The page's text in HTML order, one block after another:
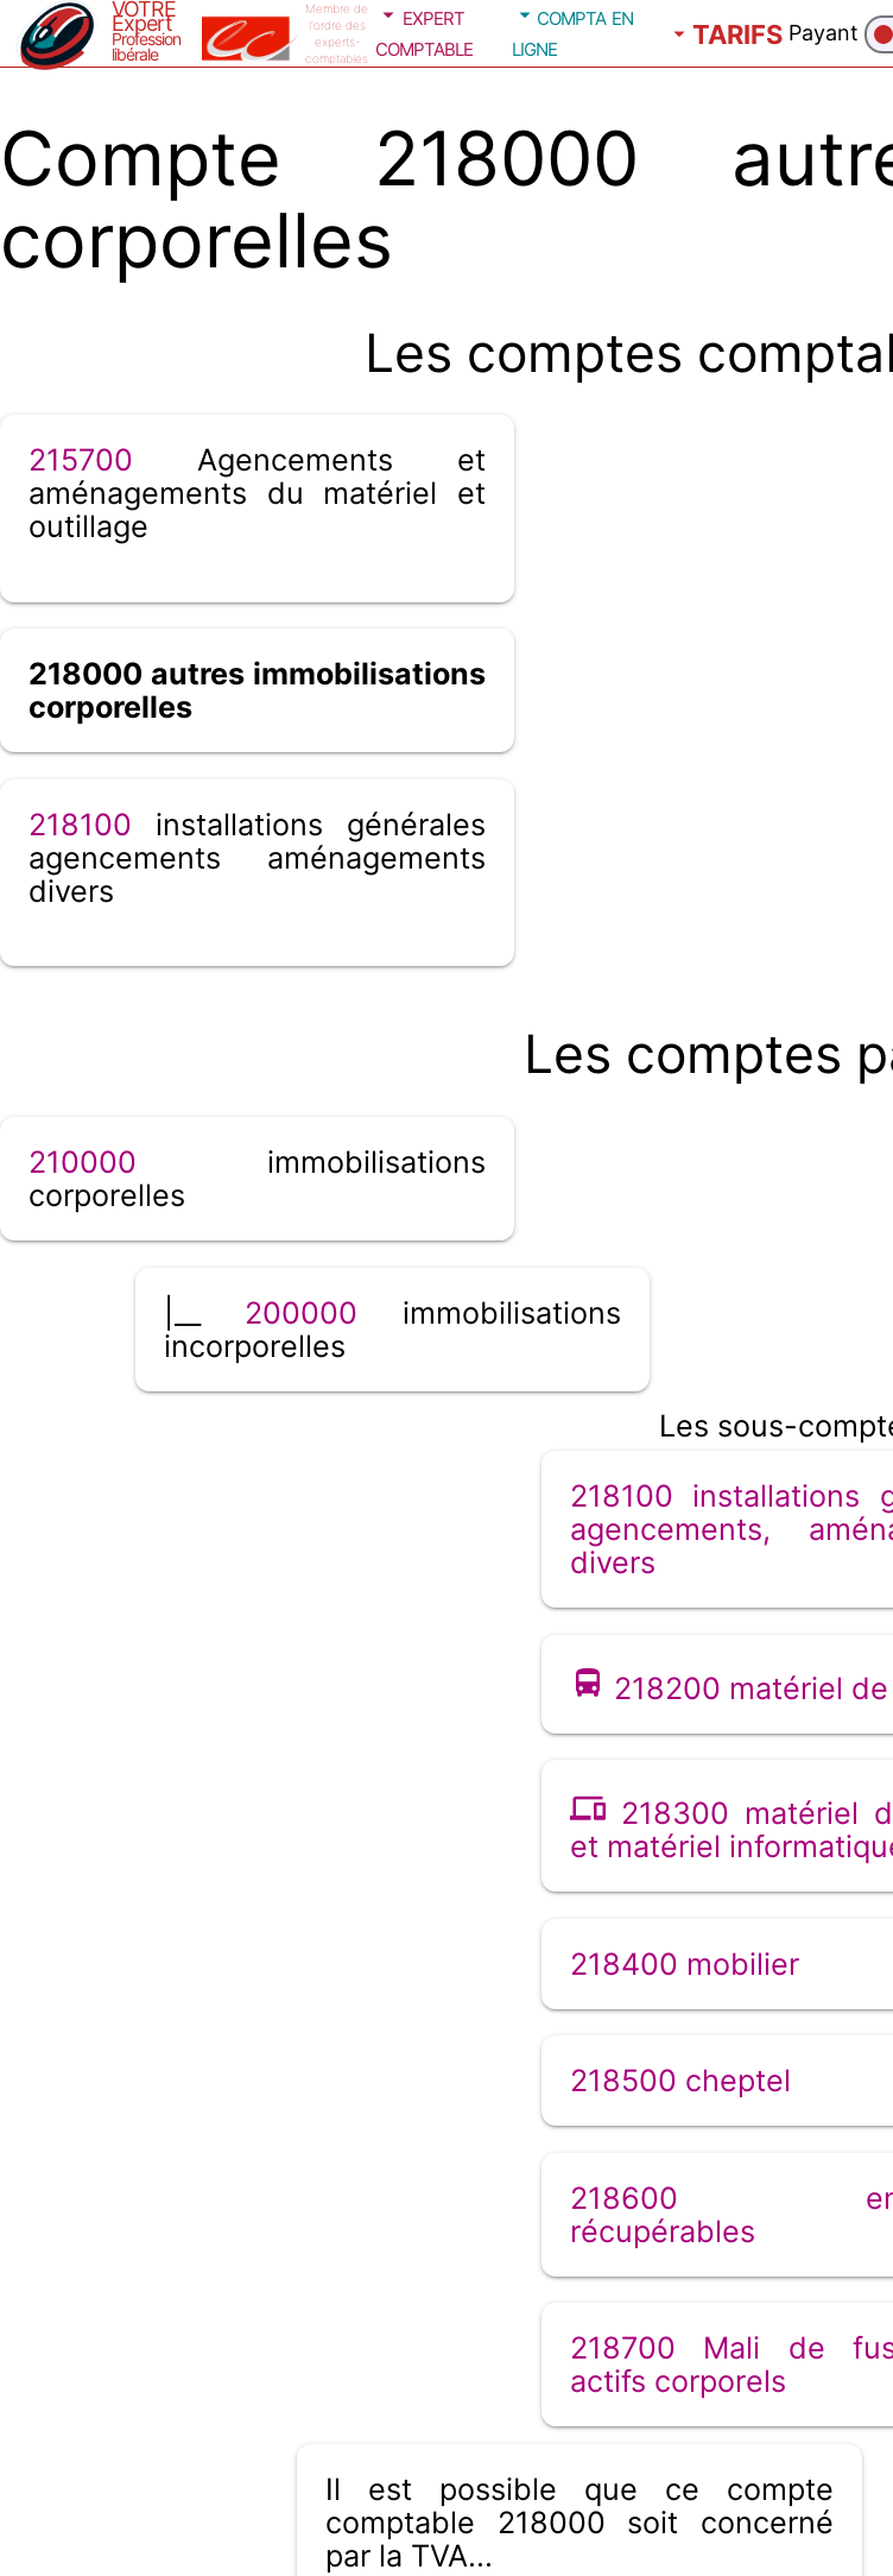
VOTRE
Expert
Profession
libérale
Membre de
l'ordre des
experts-
comptables
expert
comptable
compta en
ligne
TARIFS Payant
Compte 218000
corporelles
Les comptes
215700 Agencements et
aménagements du matériel et
outillage
218000 autres immobilisations
corporelles
218100 installations générales
agencements aménagements
divers
Les comptes
210000 immobilisations
corporelles
200000 immobilisations
incorporelles
Les sous-
218100 installations
agencements,
divers
218200 matériel
218300 matériel
et matériel
218400 mobilier
218500 cheptel
218600
récupérables
218700 Mali de
actifs corporels
Il est possible que ce compte
comptable 218000 soit concerné
par la TVA...